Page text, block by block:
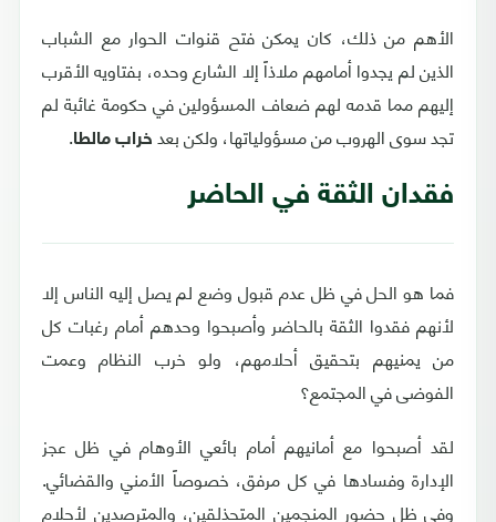
الأهم من ذلك، كان يمكن فتح قنوات الحوار مع الشباب
الذين لم يجدوا أمامهم ملاذاً إلا الشارع وحده، بفتاويه الأقرب
إليهم مما قدمه لهم ضعاف المسؤولين في حكومة غائبة لم
تجد سوى الهروب من مسؤولياتها، ولكن بعد خراب مالطا.
فقدان الثقة في الحاضر
فما هو الحل في ظل عدم قبول وضع لم يصل إليه الناس إلا
لأنهم فقدوا الثقة بالحاضر وأصبحوا وحدهم أمام رغبات كل
من يمنيهم بتحقيق أحلامهم، ولو خرب النظام وعمت
الفوضى في المجتمع؟
لقد أصبحوا مع أمانيهم أمام بائعي الأوهام في ظل عجز
الإدارة وفسادها في كل مرفق، خصوصاً الأمني والقضائي.
وفي ظل حضور المنجمين المتحذلقين، والمترصدين لأحلام